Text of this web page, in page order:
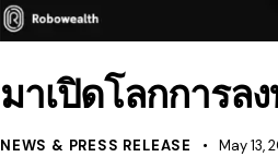
มาเปิดโลกการล
NEWS & PRESS RELEASE May 13,